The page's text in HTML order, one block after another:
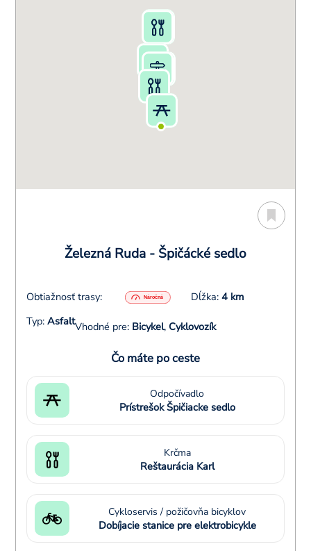
Železná Ruda - Špičácké sedlo
Obtiažnosť trasy: Dĺžka: 4 km
Typ: AsfaltVhodné pre: Bicykel, Cyklovozík
Čo máte po ceste
Odpočívadlo
Prístrešok Špičiacke sedlo
Krčma
Reštaurácia Karl
Cykloservis / požičovňa bicyklov
Dobíjacie stanice pre elektrobicykle